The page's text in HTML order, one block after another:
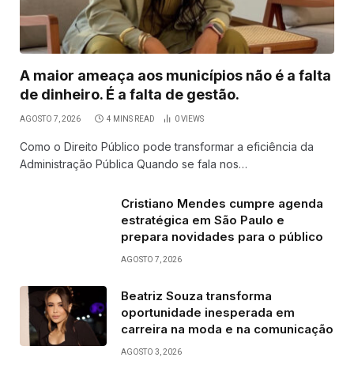
A maior ameaça aos municípios não é a falta
de dinheiro. É a falta de gestão.
AGOSTO 7, 2026 4 MINS READ 0VIEWS
Como o Direito Público pode transformar a eficiência da
Administração Pública Quando se fala nos…
Cristiano Mendes cumpre agenda
estratégica em São Paulo e
prepara novidades para o público
AGOSTO 7, 2026
Beatriz Souza transforma
oportunidade inesperada em
carreira na moda e na comunicação
AGOSTO 3, 2026